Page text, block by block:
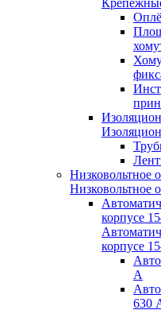
Низковольтное
Низковольтное
корпусе
корпусе
А
630